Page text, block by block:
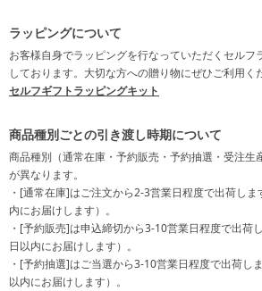
ラッピングについて
お客様自身でラッピングを行なっていただくセルフ
しております。大切な方への贈り物にぜひご利用く
セルフギフトラッピングキット
商品種別ごとの引き渡し時期について
商品種別（通常在庫・予約販売・予約抽選・受注生
が異なります。
・[通常在庫]はご注文から2-3営業日程度で出荷し
内にお届けします）。
・[予約販売]は申込締切から3-10営業日程度で出荷
日以内にお届けします）。
・[予約抽選]はご当選から3-10営業日程度で出荷し
以内にお届けします）。